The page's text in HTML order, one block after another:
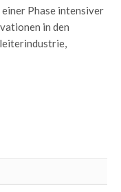
Phase intensiver
in den